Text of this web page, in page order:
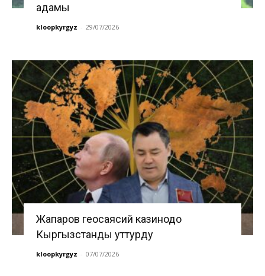
адамы
kloopkyrgyz - 29/07/2026
Жапаров геосаясий казинодо
Кыргызстанды уттурду
kloopkyrgyz - 07/07/2026